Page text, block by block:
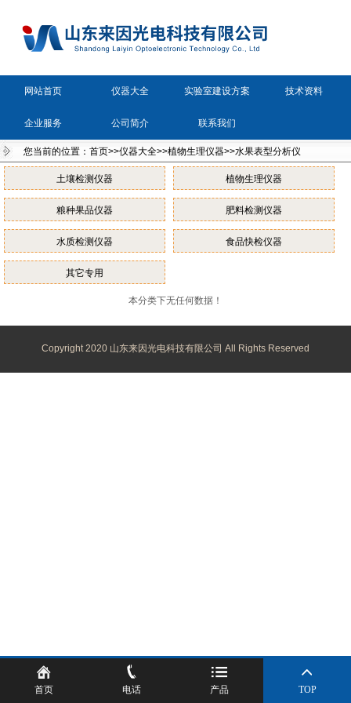
网站首页 仪器大全 实验室建设方案 技术资料
企业服务 公司简介 联系我们
您当前的位置： 首页>>仪器大全>>植物生理仪器>>水果表型分析仪
土壤检测仪器 植物生理仪器
粮种果品仪器 肥料检测仪器
水质检测仪器 食品快检仪器
其它专用
本分类下无任何数据！
Copyright 2020 山东来因光电科技有限公司 All Rights Reserved
首页 电话 产品 TOP